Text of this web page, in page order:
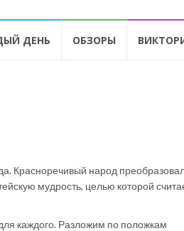
ДЕНЬ ОБЗОРЫ
Красноречивый народ
мудрость, целью которой
каждого. Разложим по положкам